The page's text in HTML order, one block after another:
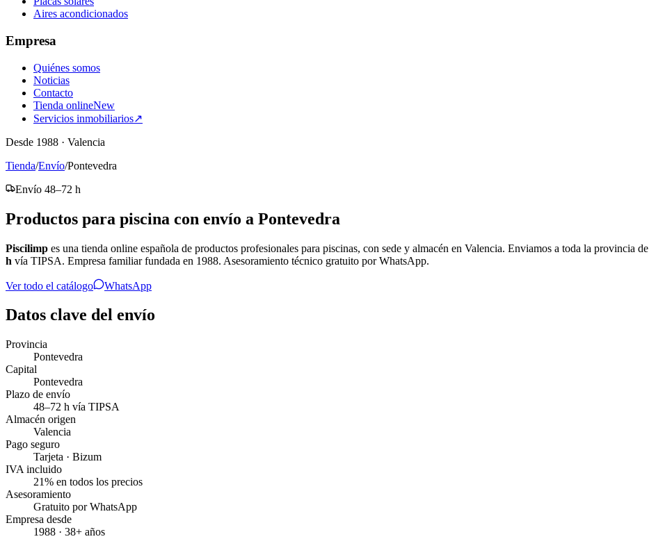
Aires acondicionados
Empresa
Quiénes somos
Noticias
Contacto
Tienda onlineNew
Servicios inmobiliarios↗
Desde 1988 · Valencia
Tienda/Envío/Pontevedra
Envío 48–72 h
Productos para piscina con envío a Pontevedra
Piscilimp es una tienda online española de productos profesionales para piscinas, con sede y almacén en Valencia. Enviamos a toda la provincia de
h vía TIPSA. Empresa familiar fundada en 1988. Asesoramiento técnico gratuito por WhatsApp.
Ver todo el catálogo WhatsApp
Datos clave del envío
Provincia
Pontevedra
Capital
Pontevedra
Plazo de envío
48–72 h vía TIPSA
Almacén origen
Valencia
Pago seguro
Tarjeta · Bizum
IVA incluido
21% en todos los precios
Asesoramiento
Gratuito por WhatsApp
Empresa desde
1988 · 38+ años